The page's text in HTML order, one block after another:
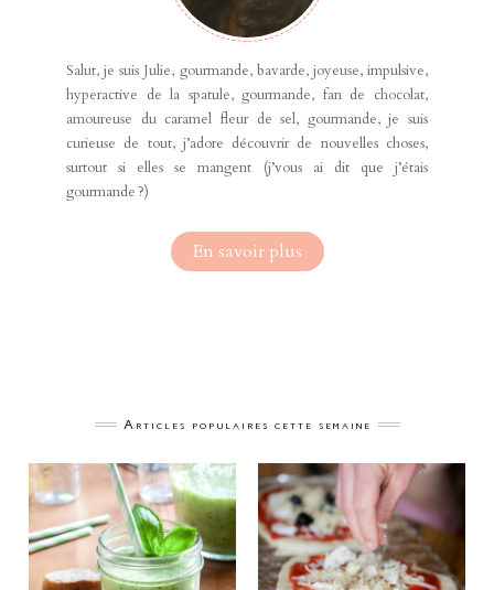
Salut, je suis Julie, gourmande, bavarde, joyeuse, impulsive,
hyperactive de la spatule, gourmande, fan de chocolat,
amoureuse du caramel fleur de sel, gourmande, je suis
curieuse de tout, j’adore découvrir de nouvelles choses,
surtout si elles se mangent (j’vous ai dit que j’étais
gourmande ?)
En savoir plus
Articles populaires cette semaine